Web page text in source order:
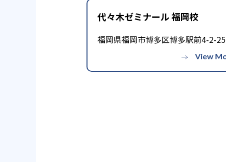
代々木ゼミナール 福岡校
福岡県福岡市博多区博多駅前4-2-25